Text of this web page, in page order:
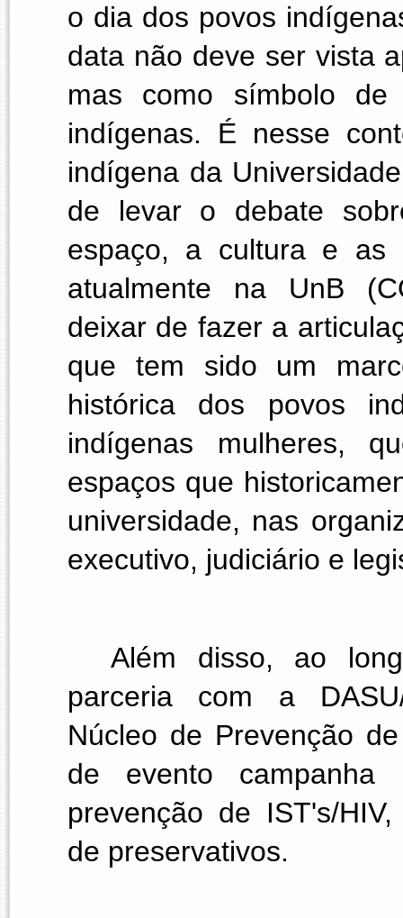
o dia dos povos
data não deve ser vista
mas como símbolo
indígenas. É nesse
indígena da
de levar o debate
espaço, a cultura e as
atualmente na UnB
deixar de fazer a
que tem sido um
histórica dos povos
indígenas mulheres,
espaços que
universidade, nas
executivo, judiciário e
Além disso, ao
parceria com a
Núcleo de Prevenção
de evento campanha
prevenção de IST's/
de preservativos.